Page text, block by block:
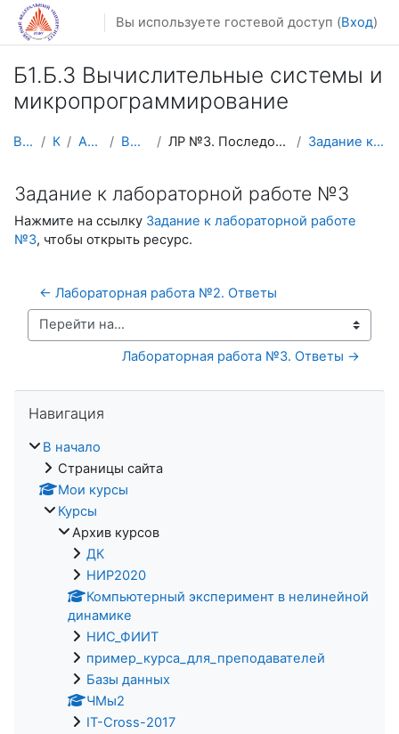
Перейти к основному содержанию
Вы используете гостевой доступ (Вход)
Б1.Б.3 Вычислительные системы и
микропрограммирование
В начало Курсы Архив курсов ВСиМИК_ФИИТ ЛР №3. Последовательностные логические элементы Задание к лабораторной работе №3
Задание к лабораторной работе №3
Нажмите на ссылку Задание к лабораторной работе
№3, чтобы открыть ресурс.
← Лабораторная работа №2. Ответы
Перейти на...
Лабораторная работа №3. Ответы →
Навигация
В начало
Страницы сайта
Мои курсы
Курсы
Архив курсов
ДК
НИР2020
Компьютерный эксперимент в нелинейной
динамике
НИС_ФИИТ
пример_курса_для_преподавателей
Базы данных
ЧМы2
IT-Cross-2017